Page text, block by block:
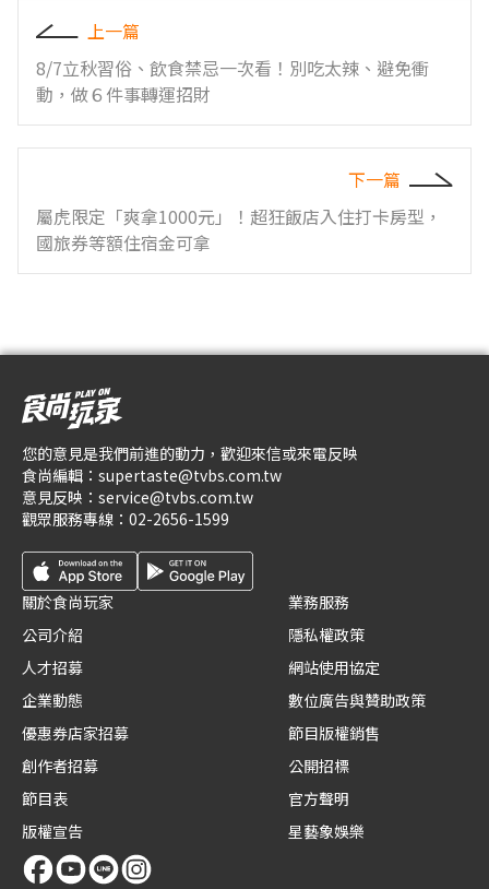
上一篇
8/7立秋習俗、飲食禁忌一次看！別吃太辣、避免衝
動，做６件事轉運招財
下一篇
屬虎限定「爽拿1000元」！超狂飯店入住打卡房型，
國旅券等額住宿金可拿
您的意見是我們前進的動力，歡迎來信或來電反映
食尚編輯： supertaste@tvbs.com.tw
意見反映： service@tvbs.com.tw
觀眾服務專線： 02-2656-1599
關於食尚玩家
公司介紹
人才招募
企業動態
優惠券店家招募
創作者招募
節目表
版權宣告
業務服務
隱私權政策
網站使用協定
數位廣告與贊助政策
節目版權銷售
公開招標
官方聲明
星藝象娛樂